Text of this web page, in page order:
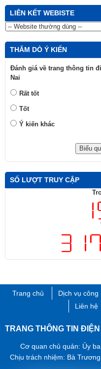
LIÊN KẾT WEBISTE
THĂM DÒ Ý KIẾN
Đánh giá về trang thông tin
Nai
Rất tốt
Tốt
Ý kiến khác
SỐ LƯỢT TRUY CẬP
Trang chủ Dịch vụ công
Liên hệ
TRANG THÔNG TIN
Cơ quan chủ quản: Ủy
Chịu trách nhiệm: Bà